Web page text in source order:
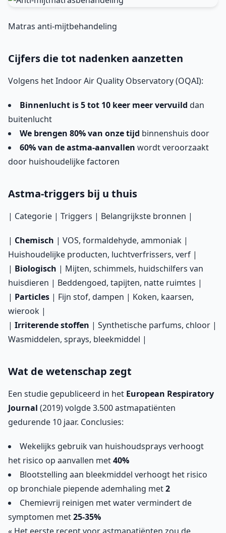
Matras anti-mijtbehandeling
Cijfers die tot nadenken aanzetten
Volgens het Indoor Air Quality Observatory (OQAI):
Binnenlucht is 5 tot 10 keer meer vervuild dan
buitenlucht
We brengen 80% van onze tijd binnenshuis door
60% van de astma-aanvallen wordt veroorzaakt
door huishoudelijke factoren
Astma-triggers bij u thuis
| Categorie | Triggers | Belangrijkste bronnen |
| Chemisch | VOS, formaldehyde, ammoniak |
Huishoudelijke producten, luchtverfrissers, verf |
| Biologisch | Mijten, schimmels, huidschilfers van
huisdieren | Beddengoed, tapijten, natte ruimtes |
| Particles | Fijn stof, dampen | Koken, kaarsen,
wierook |
| Irriterende stoffen | Synthetische parfums, chloor |
Wasmiddelen, sprays, bleekmiddel |
Wat de wetenschap zegt
Een studie gepubliceerd in het European Respiratory
Journal (2019) volgde 3.500 astmapatiënten
gedurende 10 jaar. Conclusies:
Wekelijks gebruik van huishoudsprays verhoogt
het risico op aanvallen met40%
Blootstelling aan bleekmiddel verhoogt het risico
op bronchiale piepende ademhaling met2
Chemievrij reinigen met water vermindert de
symptomen met25-35%